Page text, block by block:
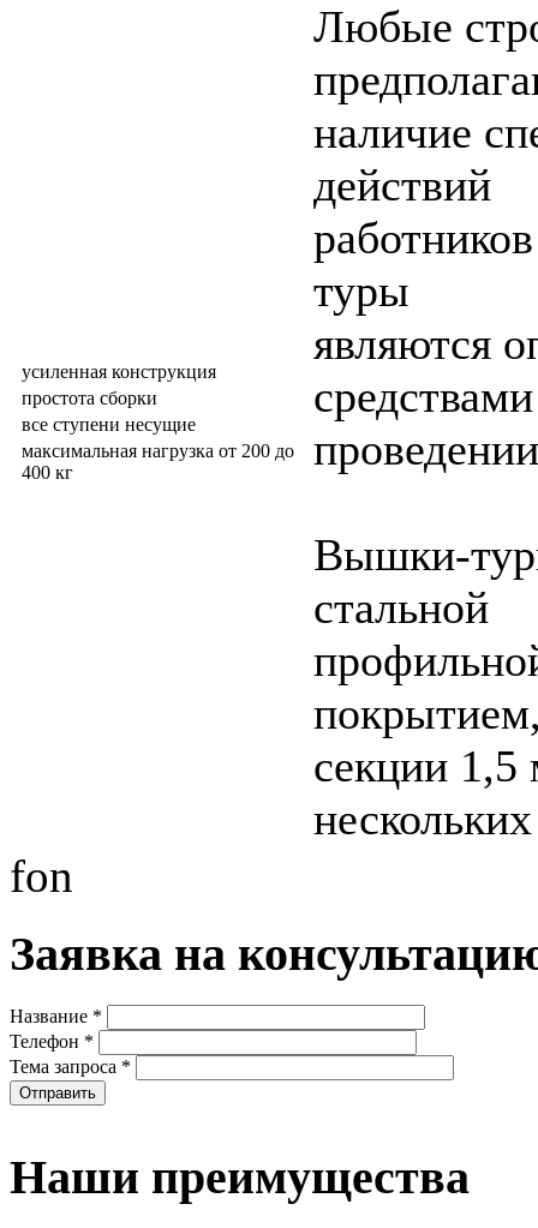
усиленная конструкция
простота сборки
все ступени несущие
максимальная нагрузка от 200 до
400 кг
Любые
наличие
действий
туры
являются
Вышки-
стальной
секции 1,5
fon
Заявка на
Название *
Телефон *
Тема запроса *
Наши преимущества